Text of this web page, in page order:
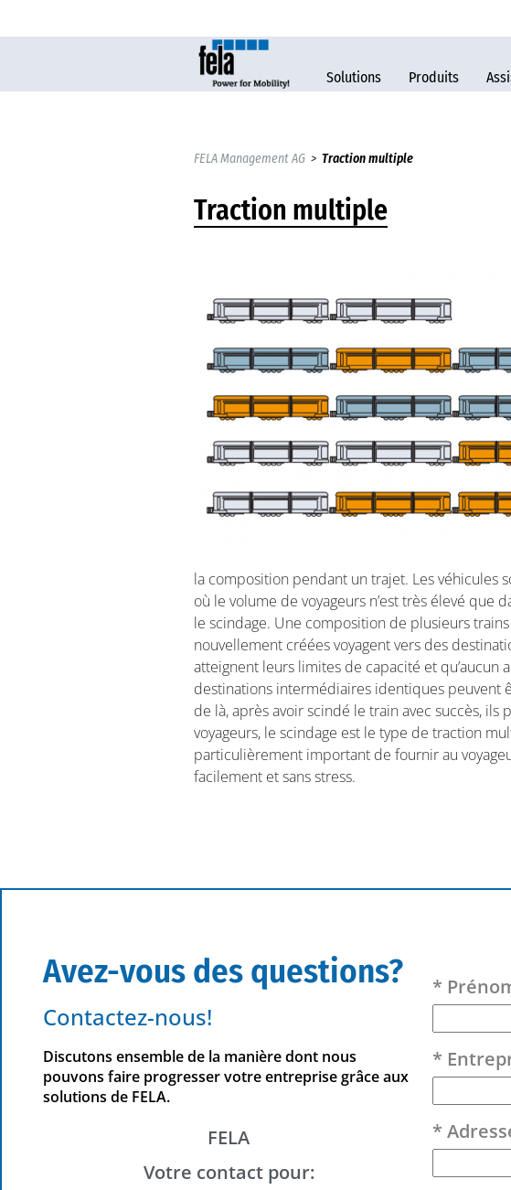
Solutions Produits
FELA Management AG > Traction multiple
Traction multiple
la composition pendant un trajet. Les véhicules
où le volume de voyageurs n’est très élevé
le scindage. Une composition de plusieurs
nouvellement créées voyagent vers des
atteignent leurs limites de capacité et qu’aucun
destinations intermédiaires identiques peuvent
de là, après avoir scindé le train avec succès,
voyageurs, le scindage est le type de traction
particulièrement important de fournir au
facilement et sans stress.
Avez-vous des questions?
Contactez-nous!
Discutons ensemble de la manière dont nous
pouvons faire progresser votre entreprise grâce aux
solutions de FELA.
FELA
Votre contact pour:
*
*
*